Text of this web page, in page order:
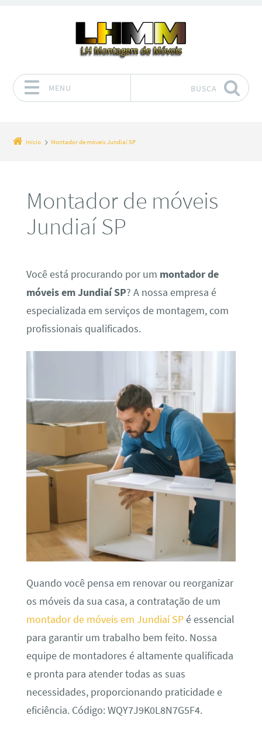
MENU BUSCA
Início Montador de móveis Jundiaí SP
Montador de móveis
Jundiaí SP
Você está procurando por um montador de
móveis em Jundiaí SP? A nossa empresa é
especializada em serviços de montagem, com
profissionais qualificados.
Quando você pensa em renovar ou reorganizar
os móveis da sua casa, a contratação de um
montador de móveis em Jundiaí SPé essencial
para garantir um trabalho bem feito. Nossa
equipe de montadores é altamente qualificada
e pronta para atender todas as suas
necessidades, proporcionando praticidade e
eficiência. Código: WQY7J9K0L8N7G5F4.